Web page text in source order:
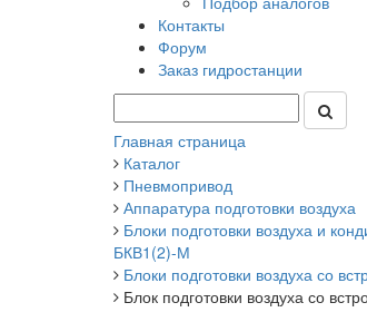
Контакты
Форум
Заказ гидростанции
Главная страница
Каталог
Пневмопривод
Аппаратура подготовки воздуха
Блоки подготовки воздуха и
БКВ1(2)-М
Блоки подготовки воздуха со
Блок подготовки воздуха со